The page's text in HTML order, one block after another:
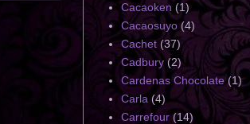
Cacaoken (1)
Cacaosuyo (4)
Cachet (37)
Cadbury (2)
Cardenas Chocolate (1)
Carla (4)
Carrefour (14)